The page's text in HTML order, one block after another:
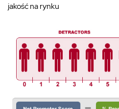
jakość na rynku